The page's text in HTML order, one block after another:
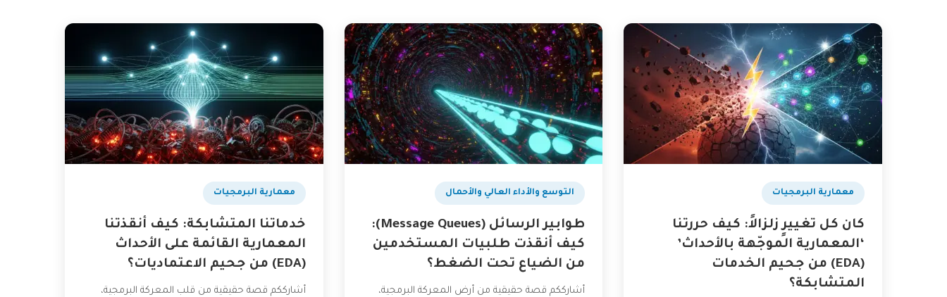
​معمارية البرمجيات
كان كل تغييرٍ زلزالاً: كيف حررتنا
‘المعمارية الموجّهة بالأحداث’
(EDA) من جحيم الخدمات
المتشابكة؟
التوسع والأداء العالي والأحمال
طوابير الرسائل (Message Queues):
كيف أنقذت طلبيات المستخدمين
من الضياع تحت الضغط؟
أشارككم قصة حقيقية من أرض المعركة البرمجية،
​معمارية البرمجيات
خدماتنا المتشابكة: كيف أنقذتنا
المعمارية القائمة على الأحداث
(EDA) من جحيم الاعتماديات؟
أشارككم قصة حقيقية من قلب المعركة البرمجية،